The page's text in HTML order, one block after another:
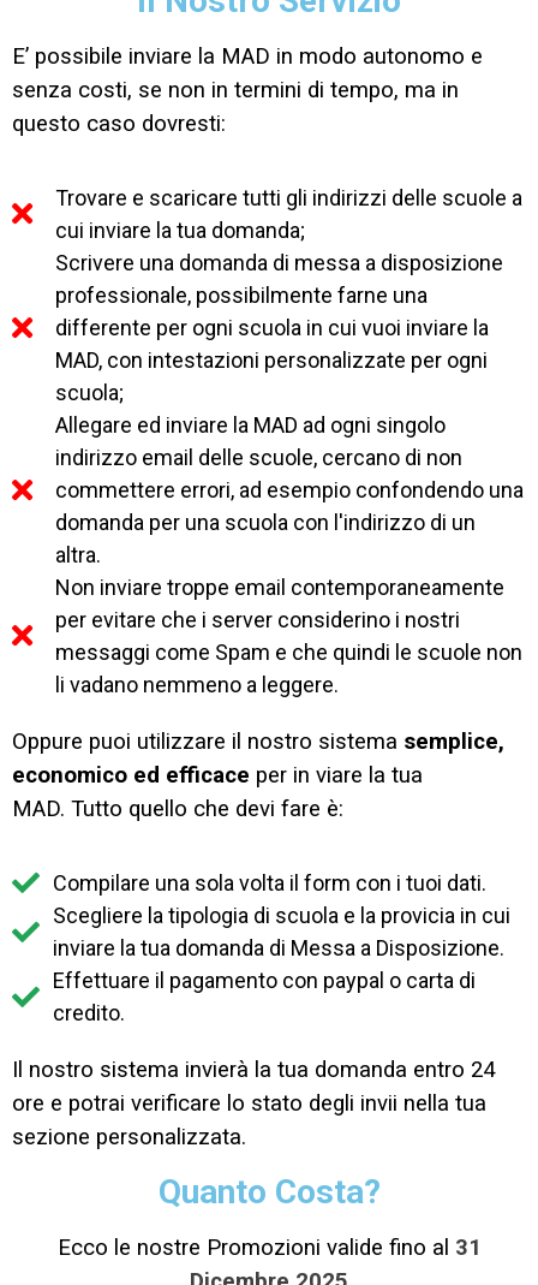
E’ possibile inviare la MAD in modo autonomo e
senza costi, se non in termini di tempo, ma in
questo caso dovresti:
Trovare e scaricare tutti gli indirizzi delle scuole a
cui inviare la tua domanda;
Scrivere una domanda di messa a disposizione
professionale, possibilmente farne una
differente per ogni scuola in cui vuoi inviare la
MAD, con intestazioni personalizzate per ogni
scuola;
Allegare ed inviare la MAD ad ogni singolo
indirizzo email delle scuole, cercano di non
commettere errori, ad esempio confondendo una
domanda per una scuola con l'indirizzo di un
altra.
Non inviare troppe email contemporaneamente
per evitare che i server considerino i nostri
messaggi come Spam e che quindi le scuole non
li vadano nemmeno a leggere.
Oppure puoi utilizzare il nostro sistema semplice,
economico ed efficace per in viare la tua
MAD. Tutto quello che devi fare è:
Compilare una sola volta il form con i tuoi dati.
Scegliere la tipologia di scuola e la provicia in cui
inviare la tua domanda di Messa a Disposizione.
Effettuare il pagamento con paypal o carta di
credito.
Il nostro sistema invierà la tua domanda entro 24
ore e potrai verificare lo stato degli invii nella tua
sezione personalizzata.
Quanto Costa?
Ecco le nostre Promozioni valide fino al 31